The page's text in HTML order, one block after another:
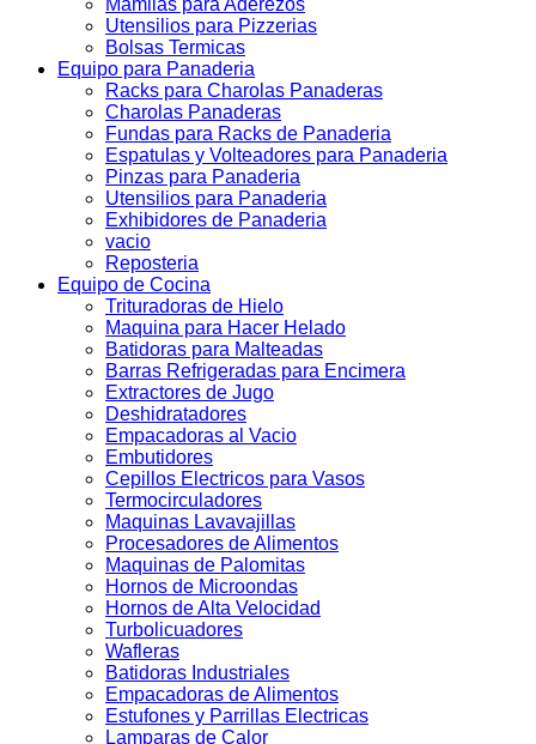
Mamilas para Aderezos
Utensilios para Pizzerias
Bolsas Termicas
Equipo para Panaderia
Racks para Charolas Panaderas
Charolas Panaderas
Fundas para Racks de Panaderia
Espatulas y Volteadores para Panaderia
Pinzas para Panaderia
Utensilios para Panaderia
Exhibidores de Panaderia
vacio
Reposteria
Equipo de Cocina
Trituradoras de Hielo
Maquina para Hacer Helado
Batidoras para Malteadas
Barras Refrigeradas para Encimera
Extractores de Jugo
Deshidratadores
Empacadoras al Vacio
Embutidores
Cepillos Electricos para Vasos
Termocirculadores
Maquinas Lavavajillas
Procesadores de Alimentos
Maquinas de Palomitas
Hornos de Microondas
Hornos de Alta Velocidad
Turbolicuadores
Wafleras
Batidoras Industriales
Empacadoras de Alimentos
Estufones y Parrillas Electricas
Lamparas de Calor